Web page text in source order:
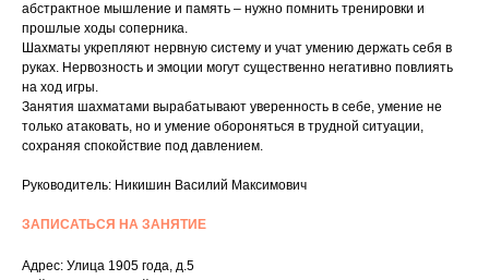
абстрактное мышление и память – нужно помнить тренировки и
прошлые ходы соперника.
Шахматы укрепляют нервную систему и учат умению держать себя в
руках. Нервозность и эмоции могут существенно негативно повлиять
на ход игры.
Занятия шахматами вырабатывают уверенность в себе, умение не
только атаковать, но и умение обороняться в трудной ситуации,
сохраняя спокойствие под давлением.
Руководитель: Никишин Василий Максимович
ЗАПИСАТЬСЯ НА ЗАНЯТИЕ
Адрес: Улица 1905 года, д.5